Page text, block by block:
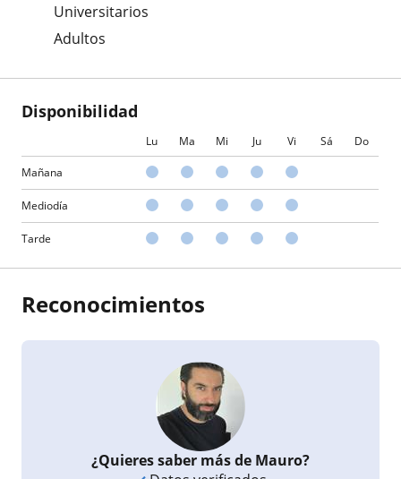
Universitarios
Adultos
Disponibilidad
Lu Ma Mi Ju Vi Sá Do
Mañana
Mediodía
Tarde
Reconocimientos
¿Quieres saber más de Mauro?